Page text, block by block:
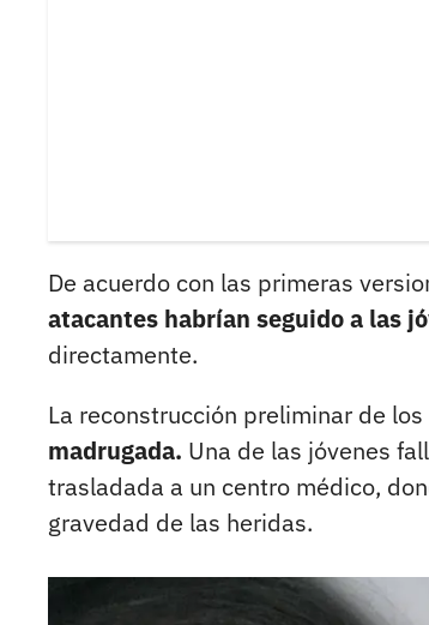
De acuerdo con las primeras
atacantes habrían seguido a las
directamente.
La reconstrucción preliminar de
madrugada. Una de las jóvenes
trasladada a un centro médico,
gravedad de las heridas.